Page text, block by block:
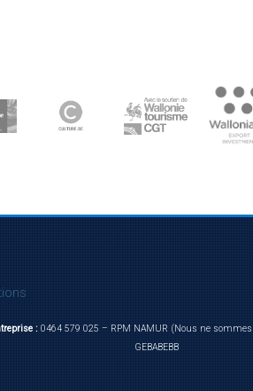
:0464 579 025 – RPM NAMUR (Nous ne
GEBABEBB